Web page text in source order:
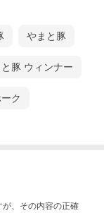
やまと豚
豚 ウィンナー
ク
が、その内容の正確